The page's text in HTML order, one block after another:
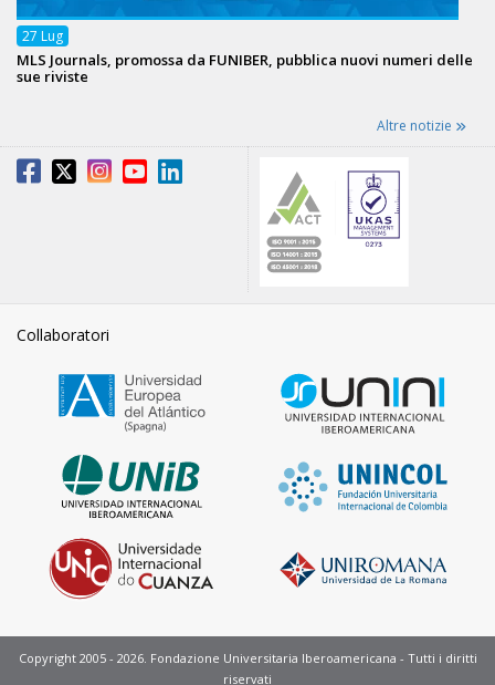
27 Lug
MLS Journals, promossa da FUNIBER, pubblica nuovi numeri delle
sue riviste
Altre notizie
Collaboratori
Copyright 2005 - 2026. Fondazione Universitaria Iberoamericana - Tutti i diritti
riservati